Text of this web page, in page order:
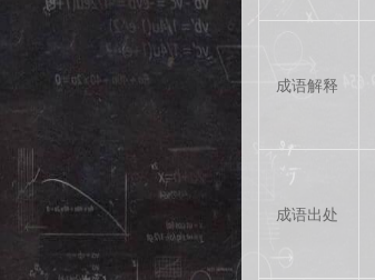
成语解释
成语出处